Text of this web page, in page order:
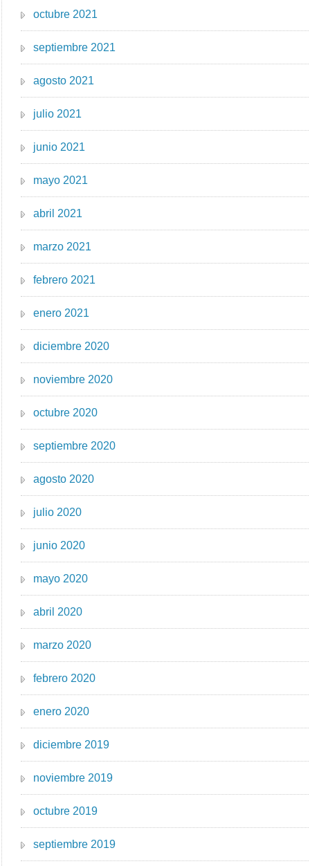
octubre 2021
septiembre 2021
agosto 2021
julio 2021
junio 2021
mayo 2021
abril 2021
marzo 2021
febrero 2021
enero 2021
diciembre 2020
noviembre 2020
octubre 2020
septiembre 2020
agosto 2020
julio 2020
junio 2020
mayo 2020
abril 2020
marzo 2020
febrero 2020
enero 2020
diciembre 2019
noviembre 2019
octubre 2019
septiembre 2019